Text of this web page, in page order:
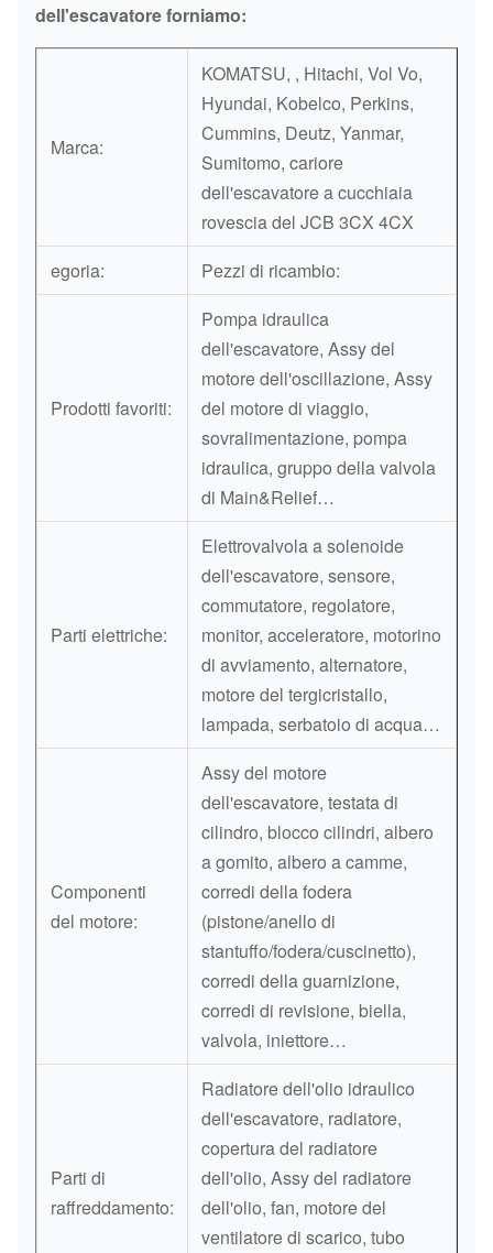
Assy
dell'ugello
dell'iniettore
dell'olio
radiatore
Ugello di
Serie
dell'asse
dell'attuatore
dell'escavatore forniamo:
Marca:
KOMATSU, , Hitachi, Vol Vo,
Hyundai, Kobelco, Perkins,
Cummins, Deutz, Yanmar,
Sumitomo, cariore
dell'escavatore a cucchiaia
rovescia del JCB 3CX 4CX
egoria:
Pezzi di ricambio:
Prodotti favoriti:
Pompa idraulica
dell'escavatore, Assy del
motore dell'oscillazione, Assy
del motore di viaggio,
sovralimentazione, pompa
idraulica, gruppo della valvola
di Main&Relief…
Parti elettriche:
Elettrovalvola a solenoide
dell'escavatore, sensore,
commutatore, regolatore,
monitor, acceleratore, motorino
di avviamento, alternatore,
motore del tergicristallo,
lampada, serbatoio di acqua…
Componenti
del motore:
Assy del motore
dell'escavatore, testata di
cilindro, blocco cilindri, albero
a gomito, albero a camme,
corredi della fodera
(pistone/anello di
stantuffo/fodera/cuscinetto),
corredi della guarnizione,
corredi di revisione, biella,
valvola, iniettore…
Parti di
raffreddamento:
Radiatore dell'olio idraulico
dell'escavatore, radiatore,
copertura del radiatore
dell'olio, Assy del radiatore
dell'olio, fan, motore del
ventilatore di scarico, tubo